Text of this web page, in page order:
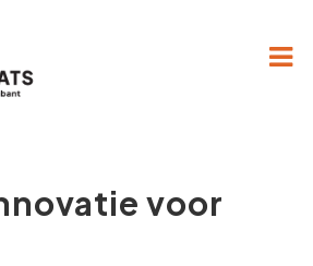
Projecten voor